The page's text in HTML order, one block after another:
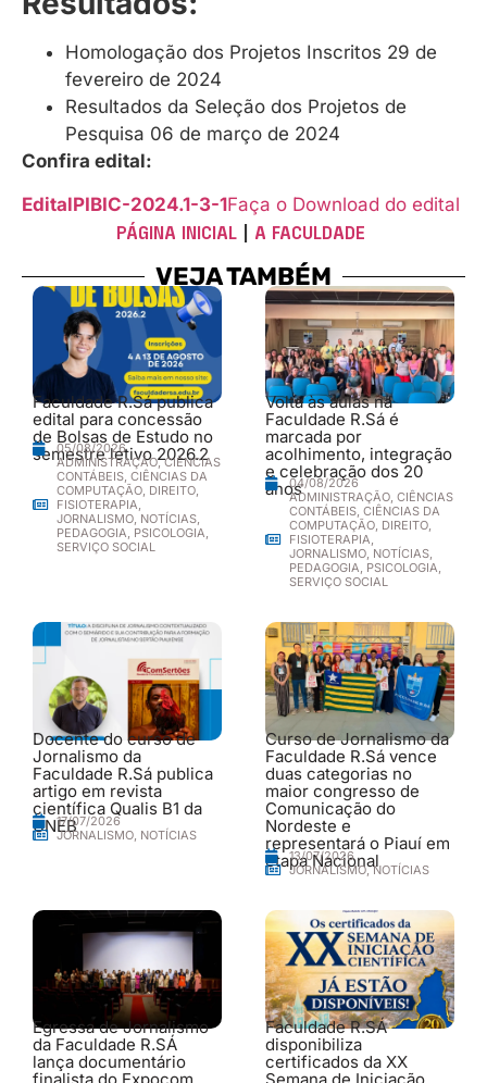
Homologação dos Projetos Inscritos 29 de
fevereiro de 2024
Resultados da Seleção dos Projetos de
Pesquisa 06 de março de 2024
Confira edital:
EditalPIBIC-2024.1-3-1Faça o Download do edital
PÁGINA INICIAL A FACULDADE
VEJA TAMBÉM
Faculdade R.Sá publica
edital para concessão
de Bolsas de Estudo no
semestre letivo 2026.2
05/08/2026
ADMINISTRAÇÃO,CIÊNCIAS
CONTÁBEIS, CIÊNCIAS DA
COMPUTAÇÃO, DIREITO,
FISIOTERAPIA,
JORNALISMO, NOTÍCIAS,
PEDAGOGIA, PSICOLOGIA,
SERVIÇO SOCIAL
Volta às aulas na
Faculdade R.Sá é
marcada por
acolhimento, integração
e celebração dos 20
anos04/08/2026
ADMINISTRAÇÃO, CIÊNCIAS
CONTÁBEIS, CIÊNCIAS DA
COMPUTAÇÃO, DIREITO,
FISIOTERAPIA,
JORNALISMO, NOTÍCIAS,
PEDAGOGIA, PSICOLOGIA,
SERVIÇO SOCIAL
Docente do curso de
Jornalismo da
Faculdade R.Sá publica
artigo em revista
científica Qualis B1 da
UNEB17/07/2026
JORNALISMO NOTÍCIAS
Curso de Jornalismo da
Faculdade R.Sá vence
duas categorias no
maior congresso de
Comunicação do
Nordeste e
representará o Piauí em
etapa Nacional
13/07/2026
JORNALISMO,NOTÍCIAS
Egressa de Jornalismo
da Faculdade R.SÁ
lança documentário
Faculdade R.SÁ
disponibiliza
certificados da XX